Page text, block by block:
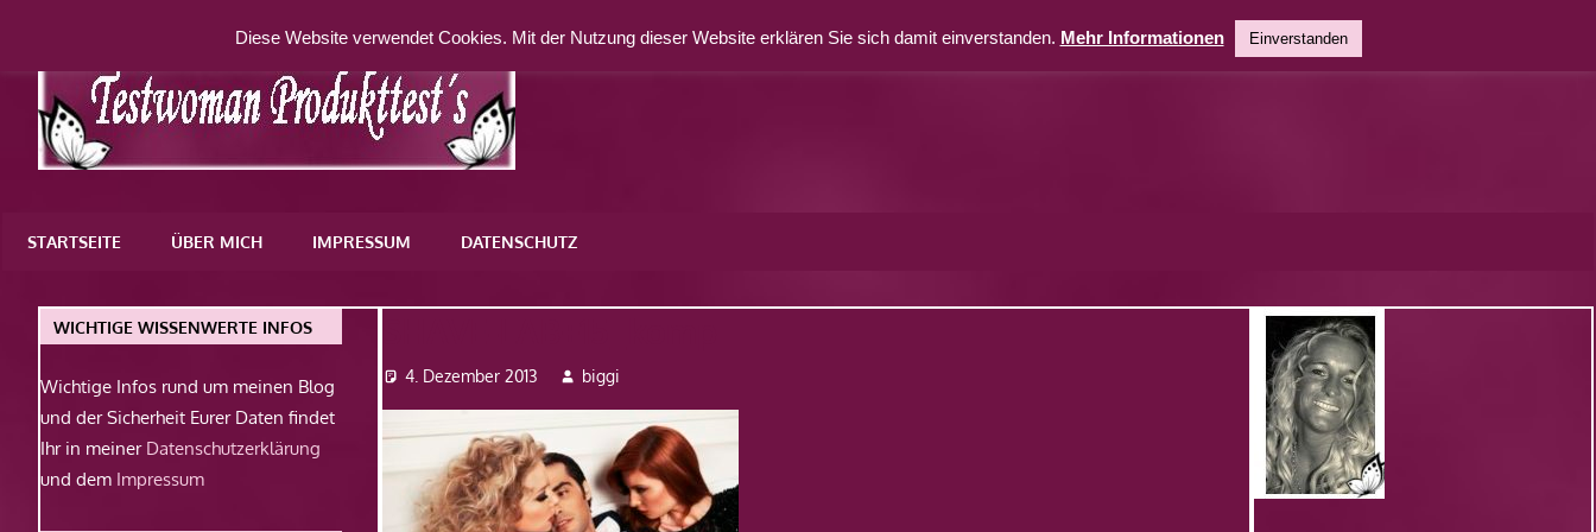
springen
WordPress-
STARTSEITE ÜBER MICH IMPRESSUM DATENSCHUTZ
4. Dezember 2013 biggi
WICHTIGE WISSENWERTE INFOS
Wichtige Infos rund um meinen Blog
und der Sicherheit Eurer Daten findet
Ihr in meiner Datenschutzerklärung
und dem Impressum
Diese Website verwendet Cookies. Mit der Nutzung dieser Website erklären Sie sich damit einverstanden. Mehr Informationen Einverstanden